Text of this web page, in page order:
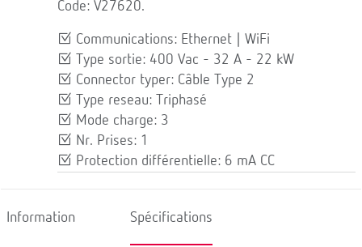
Code: V27620.
Communications: Ethernet | WiFi
Type sortie: 400 Vac - 32 A - 22 kW
Connector typer: Câble Type 2
Type reseau: Triphasé
Mode charge: 3
Nr. Prises: 1
Protection différentielle: 6 mA CC
Information Spécifications